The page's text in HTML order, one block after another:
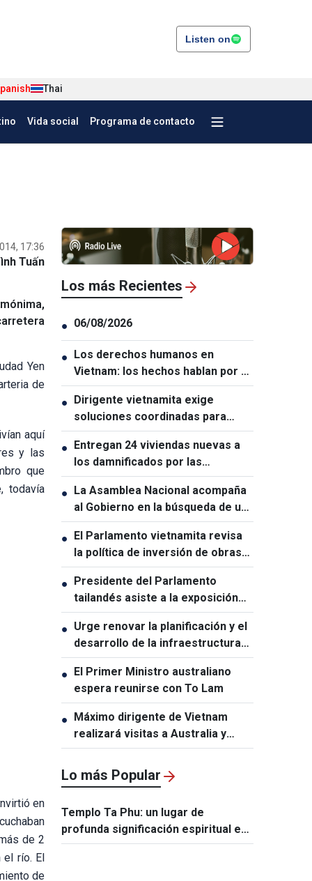
Listen on
Thai
Vida social Programa de contacto
17:36
Tuấn
Yen
de
aquí
y las
que
todavía
en
de 2
el río. El
de
Los más Recientes
● 06/08/2026
● Los derechos humanos en
Vietnam: los hechos hablan por sí
solos
● Dirigente vietnamita exige
soluciones coordinadas para
garantizar la ciberseguridad
● Entregan 24 viviendas nuevas a
los damnificados por las
inundaciones en Lai Chau
● La Asamblea Nacional acompaña
al Gobierno en la búsqueda de un
crecimiento de dos dígitos
● El Parlamento vietnamita revisa
la política de inversión de obras
estratégicas nacionales
● Presidente del Parlamento
tailandés asiste a la exposición
conmemorativa del 50.º
aniversario de las relaciones
Vietnam-Tailandia
● Urge renovar la planificación y el
desarrollo de la infraestructura
en Vietnam
● El Primer Ministro australiano
espera reunirse con To Lam
● Máximo dirigente de Vietnam
realizará visitas a Australia y
Nueva Zelanda
Lo más Popular
Templo Ta Phu: un lugar de
profunda significación espiritual e
histórica en la tierra de Lang Son